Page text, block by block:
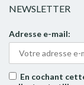
NEWSLETTER
Adresse e-mail:
En cochant